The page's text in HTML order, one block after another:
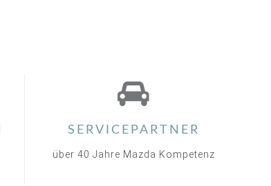
SERVICEPARTNER
über 40 Jahre Mazda Kompetenz